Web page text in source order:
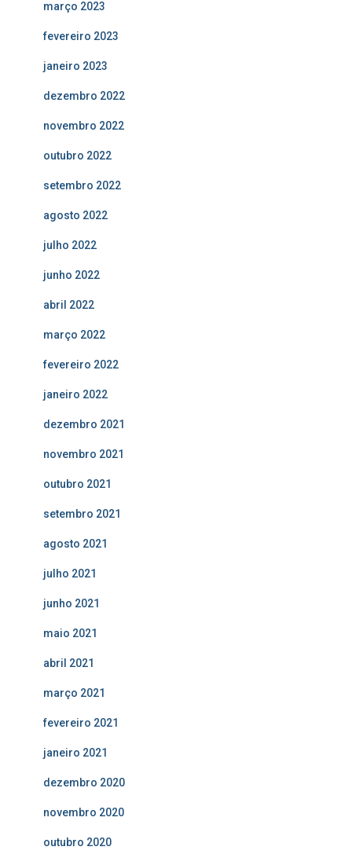
março 2023
fevereiro 2023
janeiro 2023
dezembro 2022
novembro 2022
outubro 2022
setembro 2022
agosto 2022
julho 2022
junho 2022
abril 2022
março 2022
fevereiro 2022
janeiro 2022
dezembro 2021
novembro 2021
outubro 2021
setembro 2021
agosto 2021
julho 2021
junho 2021
maio 2021
abril 2021
março 2021
fevereiro 2021
janeiro 2021
dezembro 2020
novembro 2020
outubro 2020